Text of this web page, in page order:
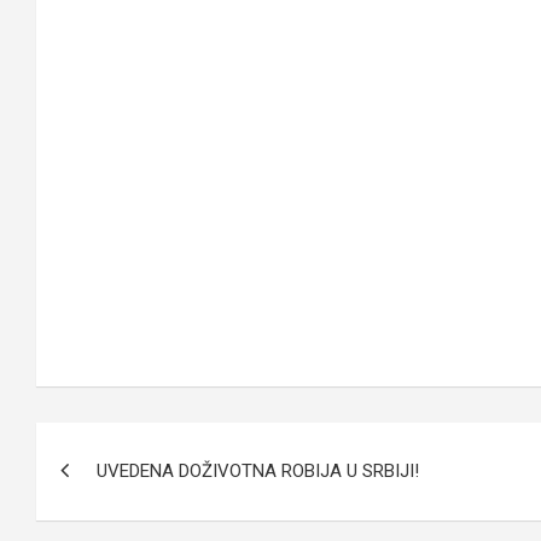
UVEDENA DOŽIVOTNA ROBIJA U SRBIJI!